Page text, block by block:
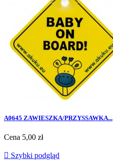
A0645 ZAWIESZKA/PRZYSSAWKA...
Cena 5,00 zł
 Szybki podgląd